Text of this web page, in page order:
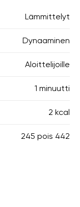
Lämmittelyt
Dynaaminen
Aloittelijoille
1 minuutti
2 kcal
245 pois 442